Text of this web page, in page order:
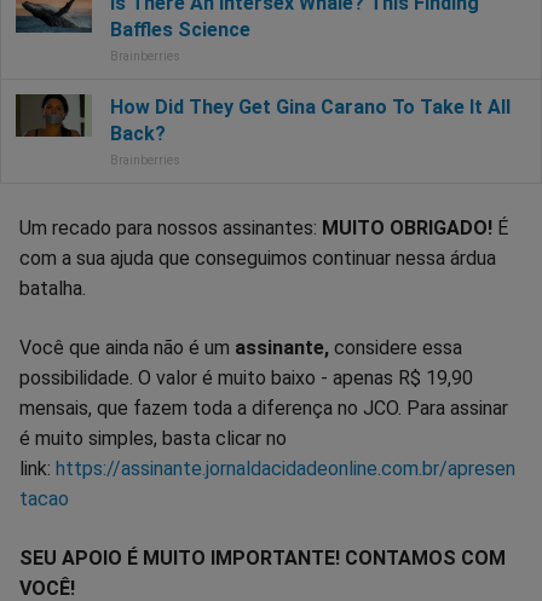
Um recado para nossos assinantes: MUITO OBRIGADO! É
com a sua ajuda que conseguimos continuar nessa árdua
batalha.
Você que ainda não é um assinante, considere essa
possibilidade. O valor é muito baixo - apenas R$ 19,90
mensais, que fazem toda a diferença no JCO. Para assinar
é muito simples, basta clicar no
link: https://assinante.jornaldacidadeonline.com.br/apresen
tacao
SEU APOIO É MUITO IMPORTANTE! CONTAMOS COM
VOCÊ!